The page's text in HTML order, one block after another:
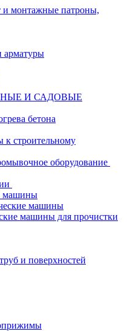
монтажные патроны,
арматуры
И САДОВЫЕ
бетона
к строительному
оборудование
машины
машины
машины для прочистки
и поверхностей